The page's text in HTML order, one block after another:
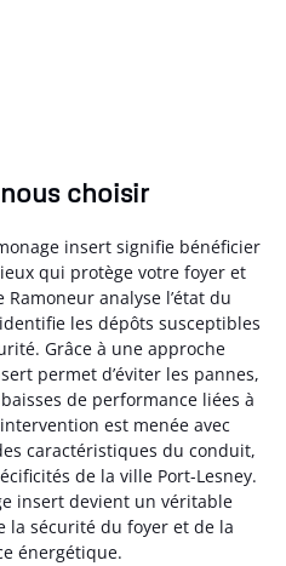
choisir
insert signifie bénéficier
qui protège votre foyer et
analyse l’état du
les dépôts susceptibles
Grâce à une approche
permet d’éviter les pannes,
de performance liées à
est menée avec
caractéristiques du conduit,
de la ville Port-Lesney.
insert devient un véritable
la sécurité du foyer et de la
énergétique.